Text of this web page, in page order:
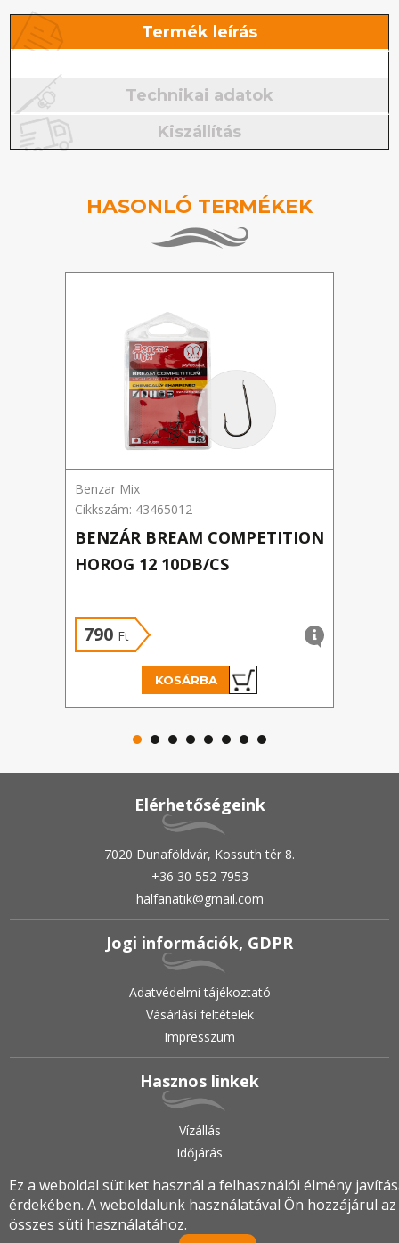
Termék leírás
Technikai adatok
Kiszállítás
HASONLÓ TERMÉKEK
Benzar Mix
Cikkszám: 43465012
BENZÁR BREAM COMPETITION
HOROG 12 10DB/CS
790 Ft
KOSÁRBA
Elérhetőségeink
7020 Dunaföldvár, Kossuth tér 8.
+36 30 552 7953
halfanatik@gmail.com
Jogi információk, GDPR
Adatvédelmi tájékoztató
Vásárlási feltételek
Impresszum
Hasznos linkek
Vízállás
Időjárás
2019.•© halfanatik.hu•Minden jog fenntartva!
Ez a weboldal sütiket használ a felhasználói élmény
érdekében. A weboldalunk használatával Ön hozzájárul az
összes süti használatához.